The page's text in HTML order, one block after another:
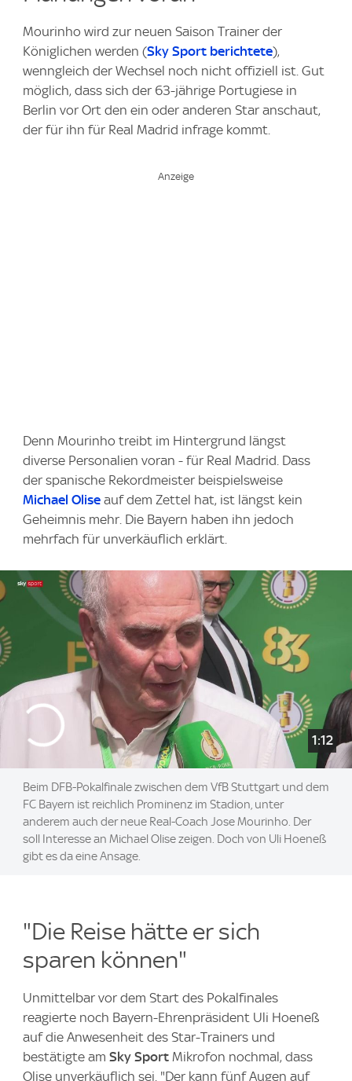
Mourinho wird zur neuen Saison Trainer der
Königlichen werden (Sky Sport berichtete),
wenngleich der Wechsel noch nicht offiziell ist. Gut
möglich, dass sich der 63-jährige Portugiese in
Berlin vor Ort den ein oder anderen Star anschaut,
der für ihn für Real Madrid infrage kommt.
Denn Mourinho treibt im Hintergrund längst
diverse Personalien voran - für Real Madrid. Dass
der spanische Rekordmeister beispielsweise
Michael Olise auf dem Zettel hat, ist längst kein
Geheimnis mehr. Die Bayern haben ihn jedoch
mehrfach für unverkäuflich erklärt.
1:12
Beim DFB-Pokalfinale zwischen dem VfB Stuttgart und dem
FC Bayern ist reichlich Prominenz im Stadion, unter
anderem auch der neue Real-Coach Jose Mourinho. Der
soll Interesse an Michael Olise zeigen. Doch von Uli Hoeneß
gibt es da eine Ansage.
"Die Reise hätte er sich
sparen können"
Unmittelbar vor dem Start des Pokalfinales
reagierte noch Bayern-Ehrenpräsident Uli Hoeneß
auf die Anwesenheit des Star-Trainers und
bestätigte am Sky Sport Mikrofon nochmal, dass
Olise unverkäuflich sei. "Der kann fünf Augen auf